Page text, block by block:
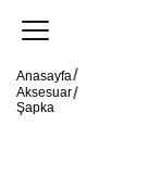
Anasayfa
Aksesuar
Şapka